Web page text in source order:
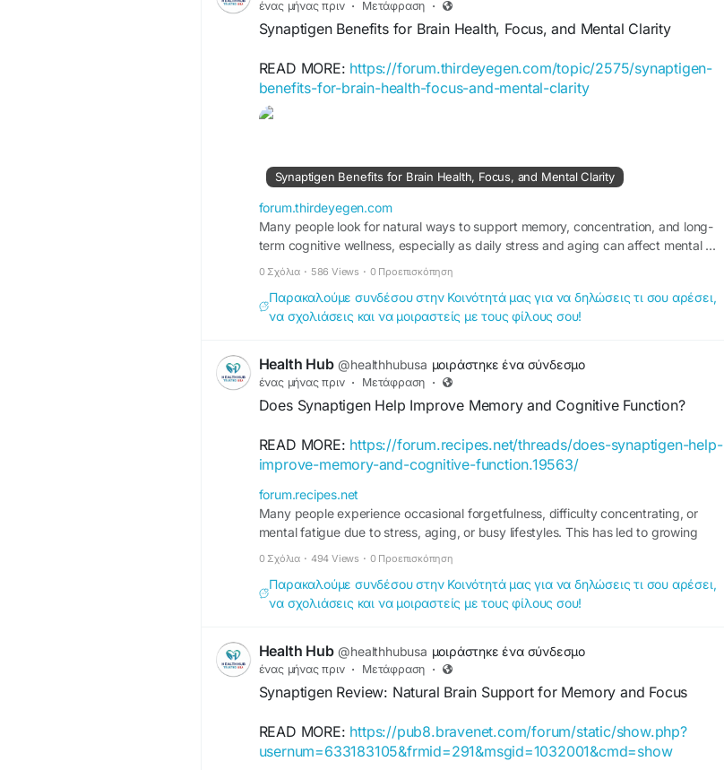
ένας μήνας πριν · Μετάφραση ·
Synaptigen Benefits for Brain Health, Focus, and Mental Clarity
READ MORE: https://forum.thirdeyegen.com/topic/2575/synaptigen-
benefits-for-brain-health-focus-and-mental-clarity
Synaptigen Benefits for Brain Health, Focus, and Mental Clarity
forum.thirdeyegen.com
Many people look for natural ways to support memory, concentration, and long-
term cognitive wellness, especially as daily stress and aging can affect mental ...
0 Σχόλια · 586 Views · 0 Προεπισκόπηση
Παρακαλούμε συνδέσου στην Κοινότητά μας για να δηλώσεις τι σου αρέσει,
να σχολιάσεις και να μοιραστείς με τους φίλους σου!
Health Hub @healthhubusa μοιράστηκε ένα σύνδεσμο
ένας μήνας πριν · Μετάφραση ·
Does Synaptigen Help Improve Memory and Cognitive Function?
READ MORE: https://forum.recipes.net/threads/does-synaptigen-help-
improve-memory-and-cognitive-function.19563/
forum.recipes.net
Many people experience occasional forgetfulness, difficulty concentrating, or
mental fatigue due to stress, aging, or busy lifestyles. This has led to growing
interest in natural brain health supplements like Synaptigen. But does Synaptigen
0 Σχόλια · 494 Views · 0 Προεπισκόπηση
Παρακαλούμε συνδέσου στην Κοινότητά μας για να δηλώσεις τι σου αρέσει,
να σχολιάσεις και να μοιραστείς με τους φίλους σου!
Health Hub @healthhubusa μοιράστηκε ένα σύνδεσμο
ένας μήνας πριν · Μετάφραση ·
Synaptigen Review: Natural Brain Support for Memory and Focus
READ MORE: https://pub8.bravenet.com/forum/static/show.php?
usernum=633183105&frmid=291&msgid=1032001&cmd=show